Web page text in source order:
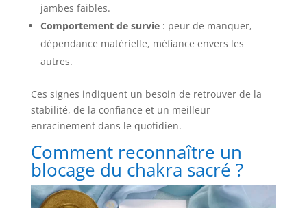
jambes faibles.
Comportement de survie: peur de manquer,
dépendance matérielle, méfiance envers les
autres.
Ces signes indiquent un besoin de retrouver de la
stabilité, de la confiance et un meilleur
enracinement dans le quotidien.
Comment reconnaître un
blocage du chakra sacré ?